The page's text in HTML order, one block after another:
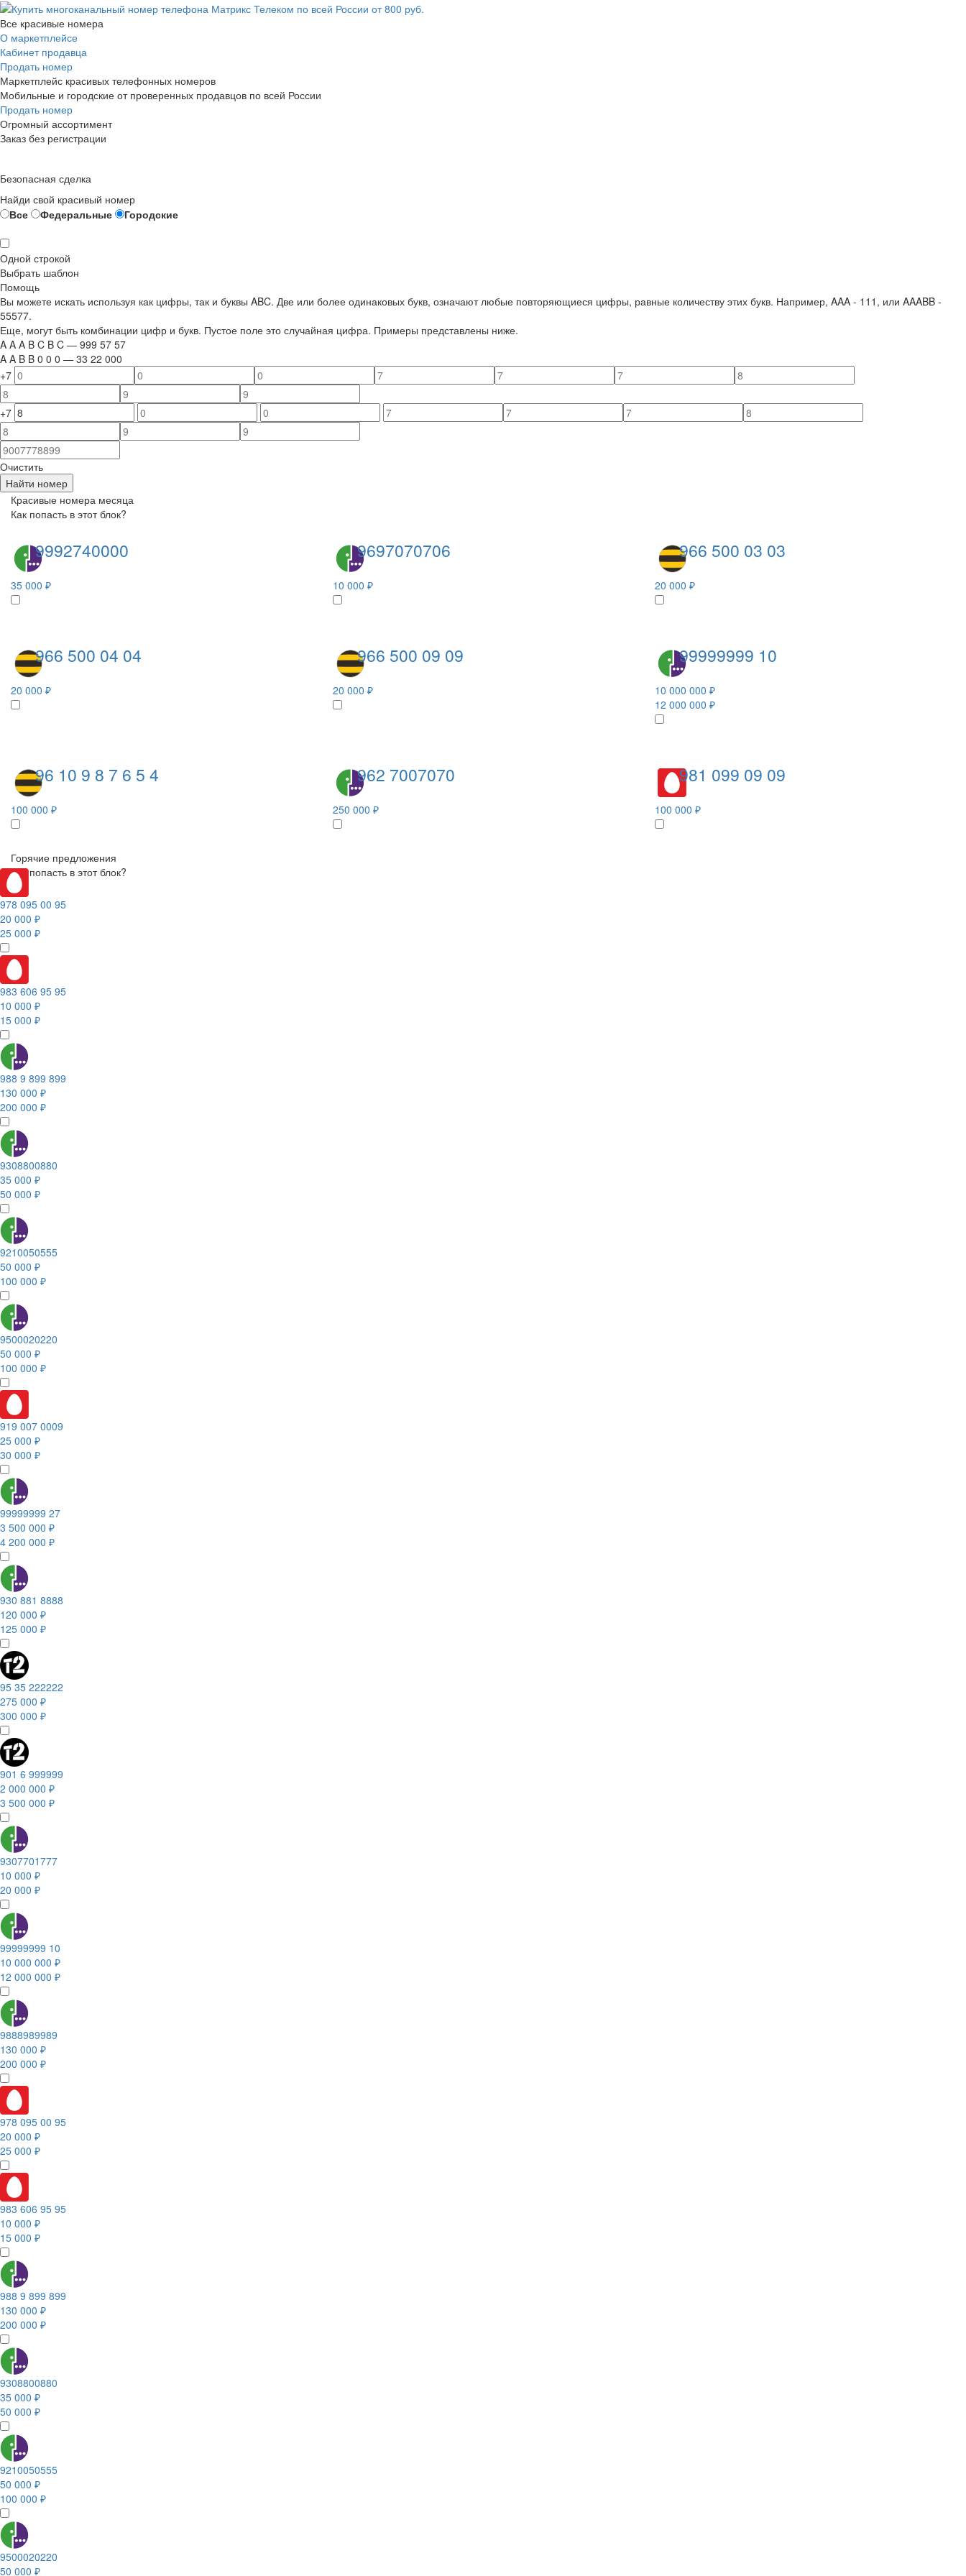
Все красивые номера
О маркетплейсе
Кабинет продавца
Продать номер
Маркетплейс красивых телефонных номеров
Мобильные и городские от проверенных продавцов по всей России
Продать номер
Огромный ассортимент
Заказ без регистрации
Безопасная сделка
Найди свой красивый номер
Все
Федеральные Городские
Одной строкой
Выбрать шаблон
Помощь
Вы можете искать используя как цифры, так и буквы ABC. Две или более одинаковых букв, означают любые повторяющиеся цифры, равные количеству этих букв. Например, AAA - 111 , или AAABB -
55577.
Еще, могут быть комбинации цифр и букв. Пустое поле это случайная цифра. Примеры представлены ниже.
A A A B C B C — 999 57 57
A A B B 0 0 0 — 33 22 000
+7
+7
Очистить
Найти номер
Красивые номера месяца
Как попасть в этот блок?
9992740000
35 000 ₽
9697070706
10 000 ₽
966 500 03 03
20 000 ₽
966 500 04 04
20 000 ₽
966 500 09 09
20 000 ₽
99999999 10
10 000 000 ₽
12 000 000 ₽
96 10 9 8 7 6 5 4
100 000 ₽
962 7007070
250 000 ₽
981 099 09 09
100 000 ₽
Горячие предложения
Как попасть в этот блок?
978 095 00 95
20 000 ₽
25 000 ₽
983 606 95 95
10 000 ₽
15 000 ₽
988 9 899 899
130 000 ₽
200 000 ₽
9308800880
35 000 ₽
50 000 ₽
9210050555
50 000 ₽
100 000 ₽
9500020220
50 000 ₽
100 000 ₽
919 007 0009
25 000 ₽
30 000 ₽
99999999 27
3 500 000 ₽
4 200 000 ₽
930 881 8888
120 000 ₽
125 000 ₽
95 35 222222
275 000 ₽
300 000 ₽
901 6 999999
2 000 000 ₽
3 500 000 ₽
9307701777
10 000 ₽
20 000 ₽
99999999 10
10 000 000 ₽
12 000 000 ₽
9888989989
130 000 ₽
200 000 ₽
978 095 00 95
20 000 ₽
25 000 ₽
983 606 95 95
10 000 ₽
15 000 ₽
988 9 899 899
130 000 ₽
200 000 ₽
9308800880
35 000 ₽
50 000 ₽
9210050555
50 000 ₽
100 000 ₽
9500020220
50 000 ₽